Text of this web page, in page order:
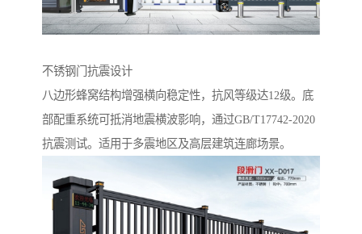
不锈钢门抗震设计‌
八边形蜂窝结构增强横向稳定性，抗风等级达12级。底
部配重系统可抵消地震横波影响，通过GB/T17742-2020
抗震测试。适用于多震地区及高层建筑连廊场景。